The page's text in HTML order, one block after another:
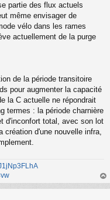
partie des flux actuels
même envisager de
vélo dans les rames
actuellement de la purge
de la période transitoire
pour augmenter la capacité
la C actuelle ne répondrait
termes : la période charnière
d'inconfort total, avec son lot
création d'une nouvelle infra,
au